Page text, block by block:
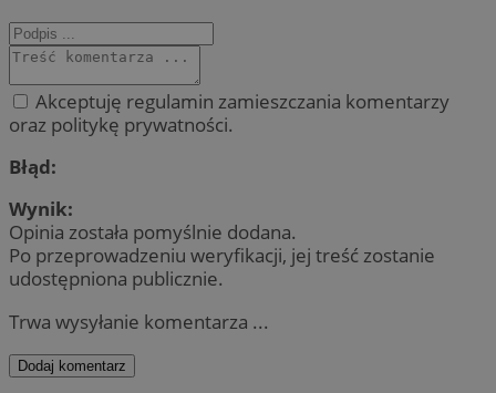
Akceptuję regulamin zamieszczania komentarzy
oraz politykę prywatności.
Błąd:
Wynik:
Opinia została pomyślnie dodana.
Po przeprowadzeniu weryfikacji, jej treść zostanie
udostępniona publicznie.
Trwa wysyłanie komentarza ...
Dodaj komentarz